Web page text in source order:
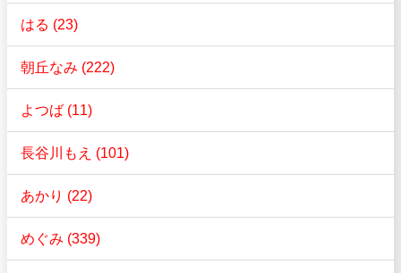
はる (23)
朝丘なみ (222)
よつば (11)
長谷川もえ (101)
あかり (22)
めぐみ (339)